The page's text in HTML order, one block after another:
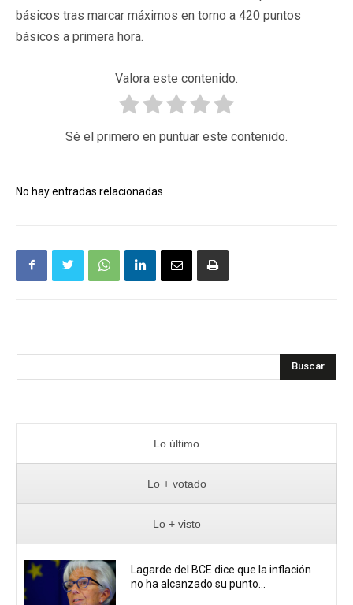
básicos tras marcar máximos en torno a 420 puntos
básicos a primera hora.
Valora este contenido.
Sé el primero en puntuar este contenido.
No hay entradas relacionadas
Buscar
Lo último
Lo + votado
Lo + visto
Lagarde del BCE dice que la inflación
no ha alcanzado su punto...